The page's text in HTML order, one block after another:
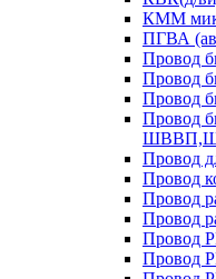
КММ
ПГВА
Провод
Провод
Провод
Провод
Провод
Провод
Провод
Провод
Провод
Провод